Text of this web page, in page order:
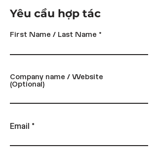
Yêu cầu hợp tác
First Name / Last Name
Company name / Website
(Optional)
Email